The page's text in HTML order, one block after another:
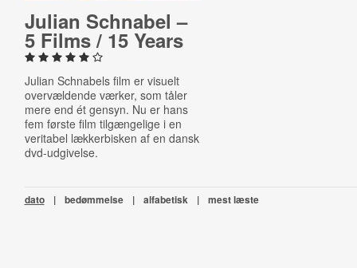
Julian Schnabel –
5 Films / 15 Years
Julian Schnabels film er visuelt
overvældende værker, som tåler
mere end ét gensyn. Nu er hans
fem første film tilgængelige i en
veritabel lækkerbisken af en dansk
dvd-udgivelse.
dato | bedømmelse | alfabetisk | mest læste